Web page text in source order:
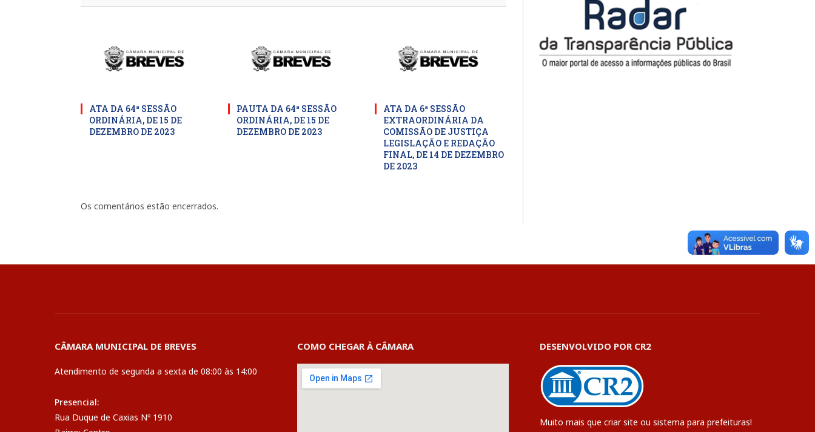
ATA DA 64ª SESSÃO
ORDINÁRIA, DE 15 DE
DEZEMBRO DE 2023
PAUTA DA 64ª SESSÃO
ORDINÁRIA, DE 15 DE
DEZEMBRO DE 2023
ATA DA 6ª SESSÃO
EXTRAORDINÁRIA DA
COMISSÃO DE JUSTIÇA
LEGISLAÇÃO E REDAÇÃO
FINAL, DE 14 DE DEZEMBRO
DE 2023
Os comentários estão encerrados.
CÂMARA MUNICIPAL DE BREVES
Atendimento de segunda a sexta de 08:00 às 14:00
Presencial:
Rua Duque de Caxias Nº 1910
COMO CHEGAR À CÂMARA DESENVOLVIDO POR CR2
Muito mais que criar site ou sistema para prefeituras!